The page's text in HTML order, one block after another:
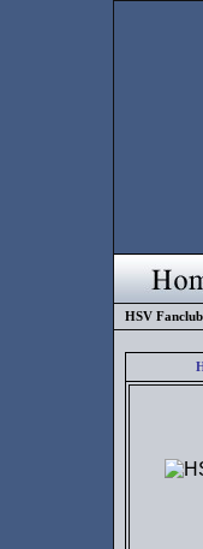
HSV Fanclub